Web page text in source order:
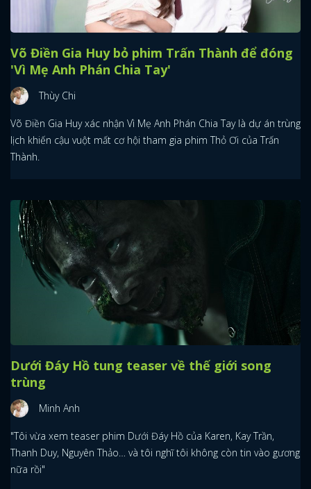
Võ Điền Gia Huy bỏ phim Trấn Thành để đóng
'Vì Mẹ Anh Phán Chia Tay'
Thùy Chi
Võ Điền Gia Huy xác nhận Vì Mẹ Anh Phán Chia Tay là dự án trùng
lịch khiến cậu vuột mất cơ hội tham gia phim Thỏ Ơi của Trấn
Thành.
Dưới Đáy Hồ tung teaser về thế giới song
trùng
Minh Anh
"Tôi vừa xem teaser phim Dưới Đáy Hồ của Karen, Kay Trần,
Thanh Duy, Nguyên Thảo… và tôi nghĩ tôi không còn tin vào gương
nữa rồi"